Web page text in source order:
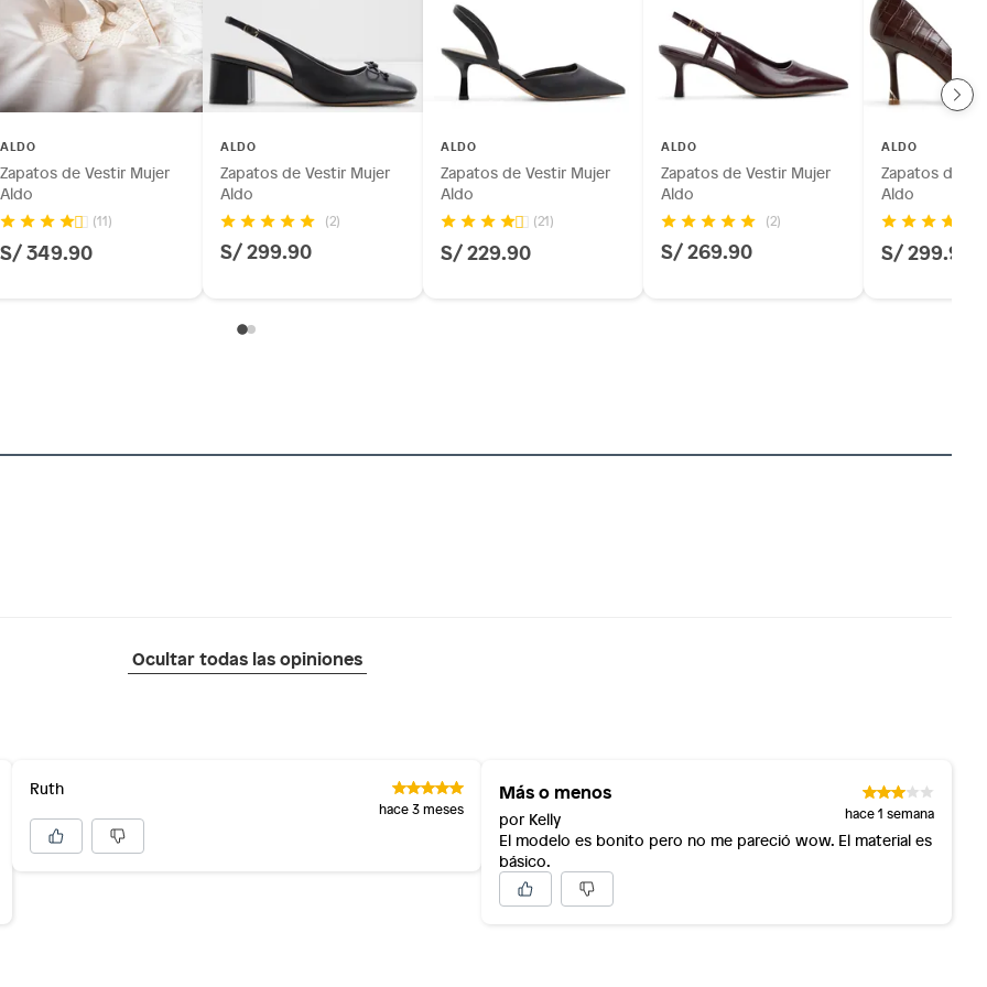
a 8 cm)
ALDO
Zapatos de Vestir Mujer
Aldo
(11)
S/ 349.90
ALDO
Zapatos de Vestir Mujer
Aldo
(2)
S/ 299.90
ALDO
Zapatos de Vestir Mujer
Aldo
(21)
S/ 229.90
ALDO
Zapatos de Vestir Mujer
Aldo
(2)
S/ 269.90
ALDO
Zapatos de
Aldo
S/ 299.90
Ocultar todas las opiniones
Ruth
hace 3 meses
Más o menos
por Kelly hace 1 semana
El modelo es bonito pero no me pareció wow. El material es
básico.